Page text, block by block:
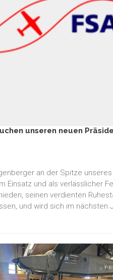
unseren neuen
an der Spitze
Einsatz und als verlässlicher
seinen verdienten
und wird sich im nächsten